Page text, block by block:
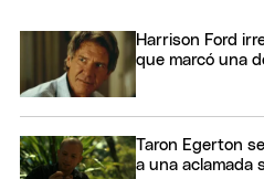
Harrison Ford
que marcó una
Taron Egerton
a una aclamada